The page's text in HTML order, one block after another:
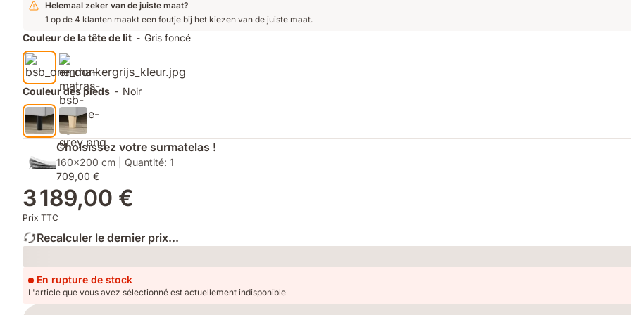
lit
disponibles
du
Helemaal zeker van de juiste maat?
1 op de 4 klanten maakt een foutje bij het kiezen van de juiste maat.
Couleur de la tête de lit - Gris foncé
Couleur des pieds - Noir
Choisissez votre surmatelas !
160x200 cm | Quantité: 1
709,00 €
3 189,00 €
Prix TTC
Recalculer le dernier prix...
Loading
En rupture de stock
L'article que vous avez sélectionné est actuellement indisponible